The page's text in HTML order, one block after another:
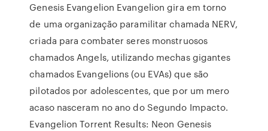
Genesis Evangelion Evangelion gira em torno
de uma organização paramilitar chamada NERV,
criada para combater seres monstruosos
chamados Angels, utilizando mechas gigantes
chamados Evangelions (ou EVAs) que são
pilotados por adolescentes, que por um mero
acaso nasceram no ano do Segundo Impacto.
Evangelion Torrent Results: Neon Genesis